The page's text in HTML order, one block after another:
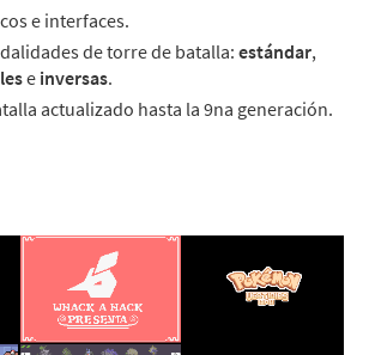
e interfaces.
de torre de batalla: estándar,
e inversas.
actualizado hasta la 9na generación.